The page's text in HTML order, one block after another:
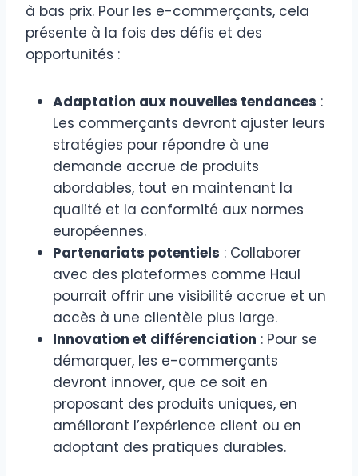
à bas prix. Pour les e-commerçants, cela
présente à la fois des défis et des
opportunités :​
Adaptation aux nouvelles tendances :
Les commerçants devront ajuster leurs
stratégies pour répondre à une
demande accrue de produits
abordables, tout en maintenant la
qualité et la conformité aux normes
européennes.​
Partenariats potentiels : Collaborer
avec des plateformes comme Haul
pourrait offrir une visibilité accrue et un
accès à une clientèle plus large.​
Innovation et différenciation : Pour se
démarquer, les e-commerçants
devront innover, que ce soit en
proposant des produits uniques, en
améliorant l’expérience client ou en
adoptant des pratiques durables.​